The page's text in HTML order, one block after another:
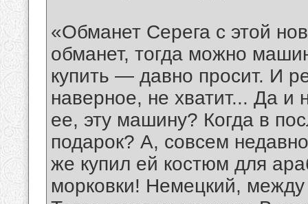
«Обманет Серега с этой
обманет, тогда можно
купить — давно просит. И
наверное, не хватит... Да
ее, эту машину? Когда в
подарок? А, совсем
же купил ей костюм для
морковки! Немецкий,